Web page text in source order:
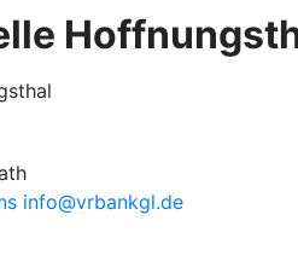
info@vrbankgl.de